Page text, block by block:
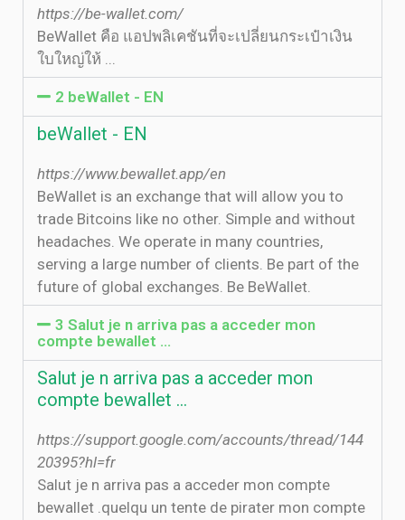
https://be-wallet.com/
BeWallet คือ แอปพลิเคชันที่จะเปลี่ยนกระเป๋าเงิน
ใบใหญ่ให้ ...
2 beWallet - EN
beWallet - EN
https://www.bewallet.app/en
BeWallet is an exchange that will allow you to
trade Bitcoins like no other. Simple and without
headaches. We operate in many countries,
serving a large number of clients. Be part of the
future of global exchanges. Be BeWallet.
3 Salut je n arriva pas a acceder mon
compte bewallet ...
Salut je n arriva pas a acceder mon
compte bewallet ...
https://support.google.com/accounts/thread/144
20395?hl=fr
Salut je n arriva pas a acceder mon compte
bewallet .quelqu un tente de pirater mon compte